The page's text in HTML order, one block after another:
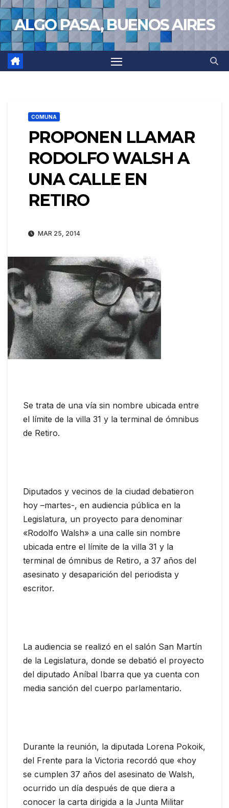
Saltar
al
contenido
ALGO PASA, BUENOS AIRES
COMUNA
PROPONEN LLAMAR
RODOLFO WALSH A
UNA CALLE EN
RETIRO
MAR 25, 2014
Se trata de una vía sin nombre ubicada entre
el límite de la villa 31 y la terminal de ómnibus
de Retiro.
Diputados y vecinos de la ciudad debatieron
hoy –martes-, en audiencia pública en la
Legislatura, un proyecto para denominar
«Rodolfo Walsh» a una calle sin nombre
ubicada entre el límite de la villa 31 y la
terminal de ómnibus de Retiro, a 37 años del
asesinato y desaparición del periodista y
escritor.
La audiencia se realizó en el salón San Martín
de la Legislatura, donde se debatió el proyecto
del diputado Aníbal Ibarra que ya cuenta con
media sanción del cuerpo parlamentario.
Durante la reunión, la diputada Lorena Pokoik,
del Frente para la Victoria recordó que «hoy
se cumplen 37 años del asesinato de Walsh,
ocurrido un día después de que diera a
conocer la carta dirigida a la Junta Militar